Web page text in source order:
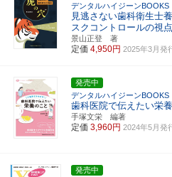
デンタルハイジーンBOOKS
見逃さない歯科衛生士
スクコントロールの視点
景山正登 著
定価 4,950円 2025年3月発
発売中
デンタルハイジーン
歯科医院で伝えたい栄
手塚文栄 編著
定価 3,960円 2024年5月発
発売中